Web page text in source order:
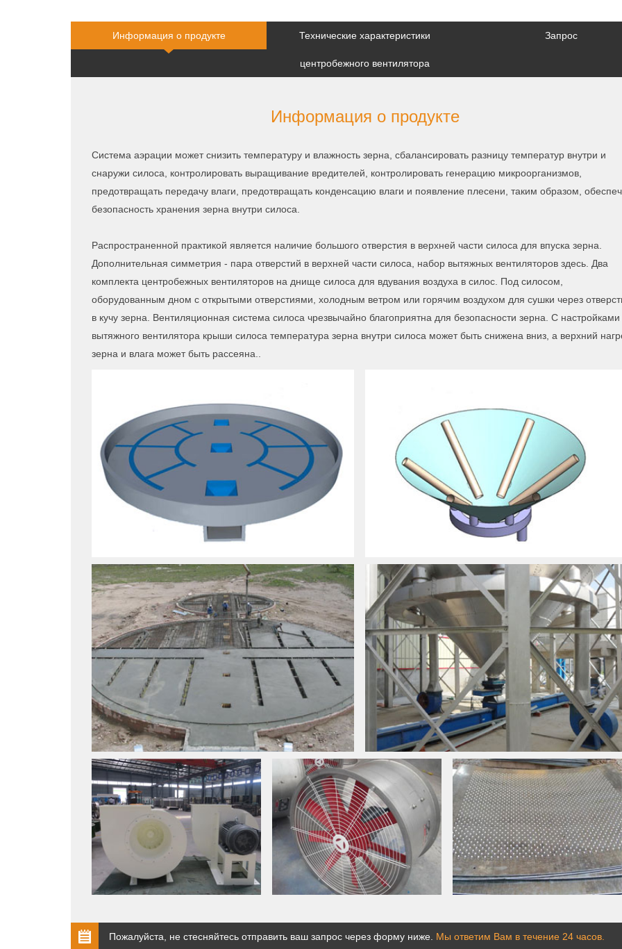
Информация о продукте Технические характеристики
центробежного вентилятора
Запрос
Информация о продукте
Система аэрации может снизить температуру и влажность зерна, сбалансировать разницу температур внутри и
снаружи силоса, контролировать выращивание вредителей, контролировать генерацию микроорганизмов,
предотвращать передачу влаги, предотвращать конденсацию влаги и появление плесени, таким образом,
безопасность хранения зерна внутри силоса.
Распространенной практикой является наличие большого отверстия в верхней части силоса для впуска зерна.
Дополнительная симметрия - пара отверстий в верхней части силоса, набор вытяжных вентиляторов здесь. Два
комплекта центробежных вентиляторов на днище силоса для вдувания воздуха в силос. Под силосом,
оборудованным дном с открытыми отверстиями, холодным ветром или горячим воздухом для сушки через
в кучу зерна. Вентиляционная система силоса чрезвычайно благоприятна для безопасности зерна. С настройками
вытяжного вентилятора крыши силоса температура зерна внутри силоса может быть снижена вниз, а верхний
зерна и влага может быть рассеяна..
Пожалуйста, не стесняйтесь отправить ваш запрос через форму ниже. Мы ответим Вам в течение 24 часов.